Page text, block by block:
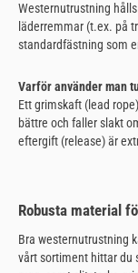
Westernutrustning
läderremmar (t.ex. på
standardfästning som
Varför använder man
Ett grimskaft (lead
bättre och faller slakt
eftergift (release) är
Robusta material
Bra westernutrustning
vårt sortiment hittar du